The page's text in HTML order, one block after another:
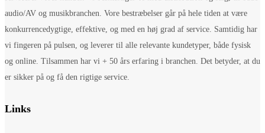
audio/AV og musikbranchen. Vore bestræbelser går på hele tiden at være
konkurrencedygtige, effektive, og med en høj grad af service. Samtidig har
vi fingeren på pulsen, og leverer til alle relevante kundetyper, både fysisk
og online. Tilsammen har vi + 50 års erfaring i branchen. Det betyder, at du
er sikker på og få den rigtige service.
Links